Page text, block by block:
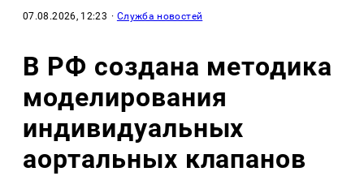
07.08.2026, 12:23 · Служба новостей
В РФ создана методика
моделирования
индивидуальных
аортальных клапанов